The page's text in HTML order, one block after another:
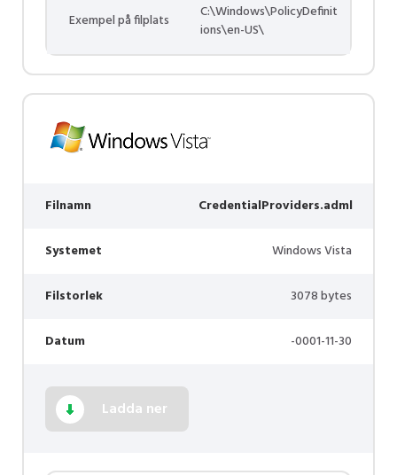
Exempel på filplats
C:\Windows\PolicyDefinit
ions\en-US\
Filnamn CredentialProviders.adml
Systemet Windows Vista
Filstorlek 3078 bytes
Datum -0001-11-30
Ladda ner